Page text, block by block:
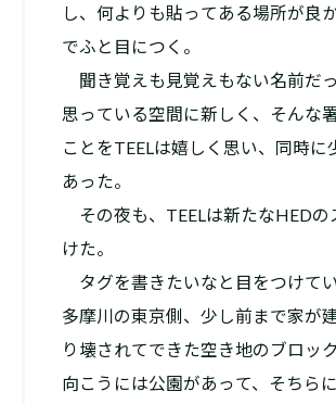
し、何よりも貼ってある場所が良
でふと目につく。
聞き覚えも見覚えもない名前だ
思っている空間に新しく、そんな
ことをTEELは嬉しく思い、同時に
あった。
その夜も、TEELは新たなHEDの
けた。
タグを書きたいなと目をつけてい
多摩川の東京側、少し前まで家が
り壊されてできた空き地のブロッ
向こうには公園があって、そちら